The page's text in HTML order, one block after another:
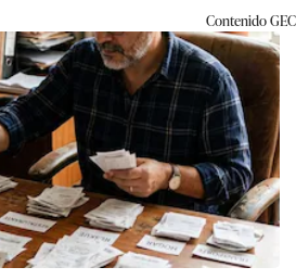
ContenidoGEC